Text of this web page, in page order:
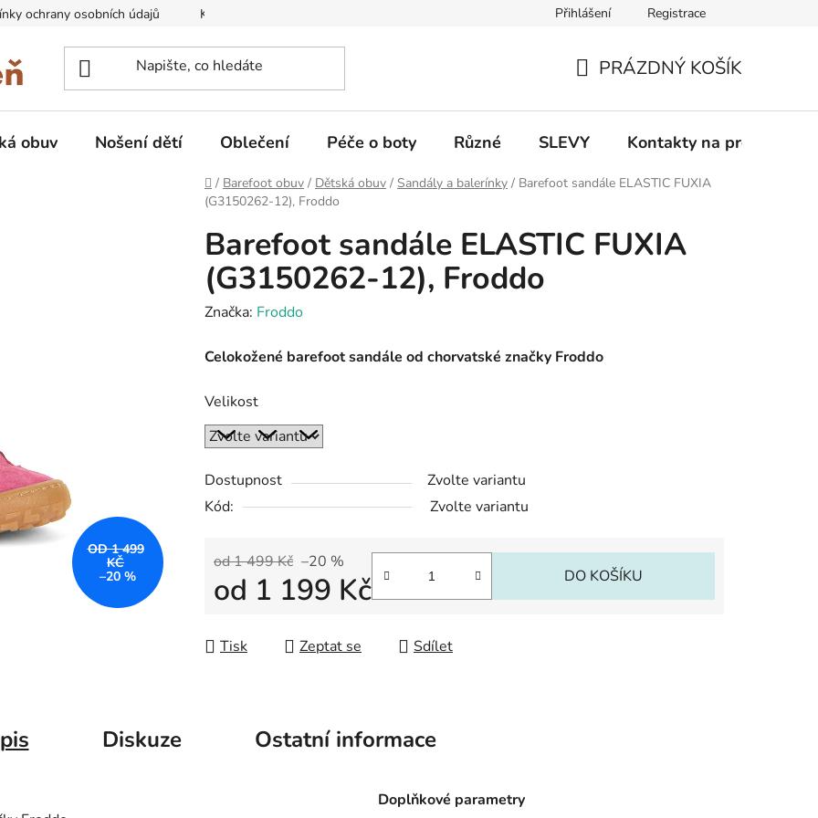
ochrany osobních údajů Kontakty na prodejny Informace k on-line platbám Odstoupení od
Přihlášení Registrace
KOŠÍK
PRÁZDNÝ KOŠÍK
obuv Nošení dětí Oblečení Péče o boty Různé SLEVY Kontakty na prodejny
Domů
/ Barefoot obuv / Dětská obuv / Sandály a balerínky / Barefoot sandále ELASTIC FUXIA
(G3150262-12), Froddo
Barefoot sandále ELASTIC FUXIA
(G3150262-12), Froddo
Značka: Froddo
Celokožené barefoot sandále od chorvatské značky Froddo
Velikost
Dostupnost
Zvolte variantu
Kód:
Zvolte variantu
od 1 499 Kč –20 %
od 1 199 Kč DO KOŠÍKU
Tisk Zeptat se Sdílet
OD 1 499
KČ
–20 %
Diskuze Ostatní informace
Doplňkové parametry